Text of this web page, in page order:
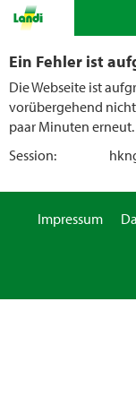
Ein Fehler ist
Die Webseite ist
vorübergehend nicht
paar Minuten erneut.
Session:
Impressum